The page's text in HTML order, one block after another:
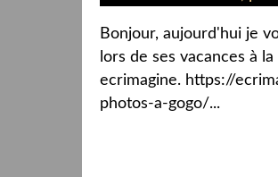
Bonjour, aujourd'hui je
lors de ses vacances à
ecrimagine. https://
photos-a-gogo/...